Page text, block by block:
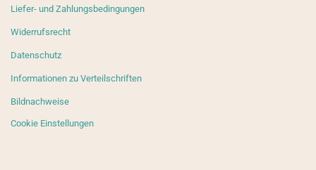
Liefer- und Zahlungsbedingungen
Widerrufsrecht
Datenschutz
Informationen zu Verteilschriften
Bildnachweise
Cookie Einstellungen